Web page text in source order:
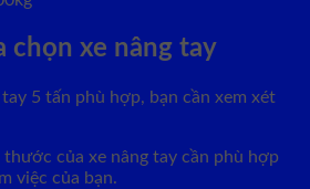
chọn xe nâng tay
5 tấn phù hợp, bạn cần xem xét
thước của xe nâng tay cần phù hợp
việc của bạn.